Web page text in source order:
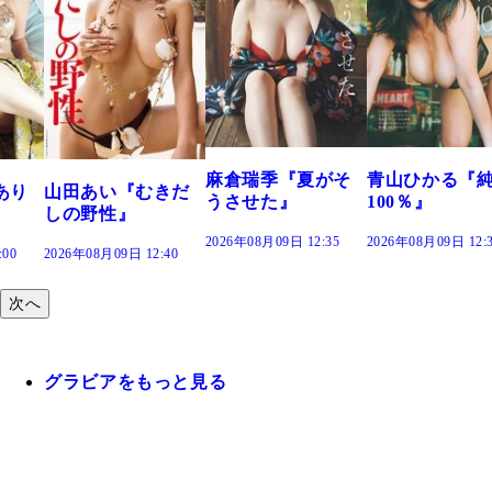
だ
麻倉瑞季『夏がそ
うさせた』
青山ひかる『純度
100％』
2026年08月09日 12:30
溝端 葵『もう
つの、あおい
で。』
2026年08月09日
次へ
グラビアをもっと見る